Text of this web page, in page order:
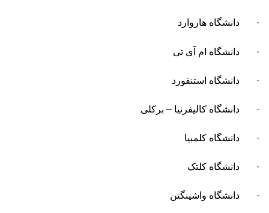
· دانشگاه هاروارد
· دانشگاه ام آی تی
· دانشگاه استنفورد
· دانشگاه کالیفرنیا – برکلی
· دانشگاه کلمبیا
· دانشگاه کلتک
· دانشگاه واشینگتن